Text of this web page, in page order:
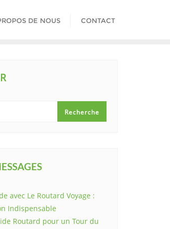
DE NOUS CONTACT
Recherche
avec Le Routard Voyage :
Indispensable
Routard pour un Tour du